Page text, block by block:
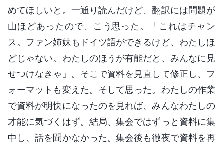
めてほしいと。一通り読んだけど、翻訳には問題が
山ほどあったので、こう思った。「これはチャン
ス。ファン姉妹もドイツ語ができるけど、わたしほ
どじゃない。わたしのほうが有能だと、みんなに見
せつけなきゃ」。そこで資料を見直して修正し、フ
ォーマットも変えた。そして思った。わたしの作業
で資料が明快になったのを見れば、みんなわたしの
才能に気づくはず。結局、集会ではずっと資料に集
中し、話を聞かなかった。集会後も徹夜で資料を再